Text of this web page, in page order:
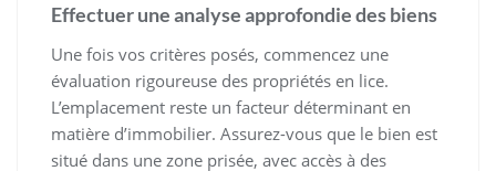
Effectuer une analyse approfondie des biens
Une fois vos critères posés, commencez une
évaluation rigoureuse des propriétés en lice.
L’emplacement reste un facteur déterminant en
matière d’immobilier. Assurez-vous que le bien est
situé dans une zone prisée, avec accès à des